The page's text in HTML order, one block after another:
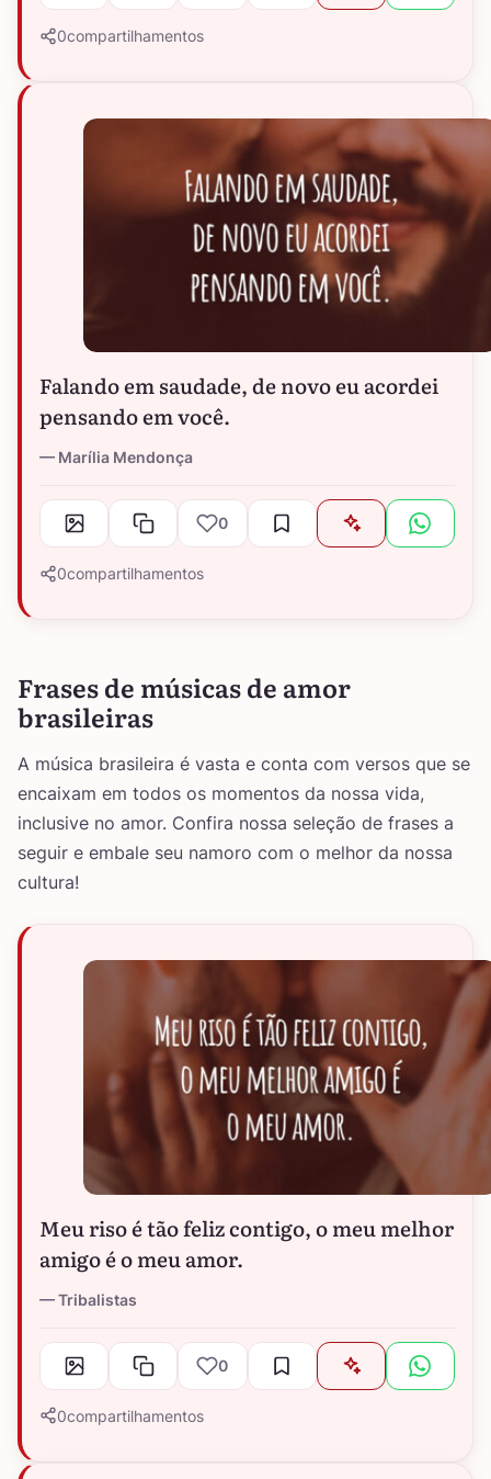
0compartilhamentos
Falando em saudade, de novo eu acordei
pensando em você.
Marília Mendonça
0
0compartilhamentos
Frases de músicas de amor
brasileiras
A música brasileira é vasta e conta com versos que se
encaixam em todos os momentos da nossa vida,
inclusive no amor. Confira nossa seleção de frases a
seguir e embale seu namoro com o melhor da nossa
cultura!
Meu riso é tão feliz contigo, o meu melhor
amigo é o meu amor.
Tribalistas
0
0compartilhamentos